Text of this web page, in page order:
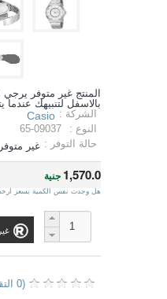
المنتج غير متوفر
بالاسفل لتنبيهك عندما
الشركة : Casio
النوع :
65-09037
حالة التوفر : غير متوفر
1,570.0 جنية
هل وجدت نفس الكمية بسعر
(0 التقييمات)